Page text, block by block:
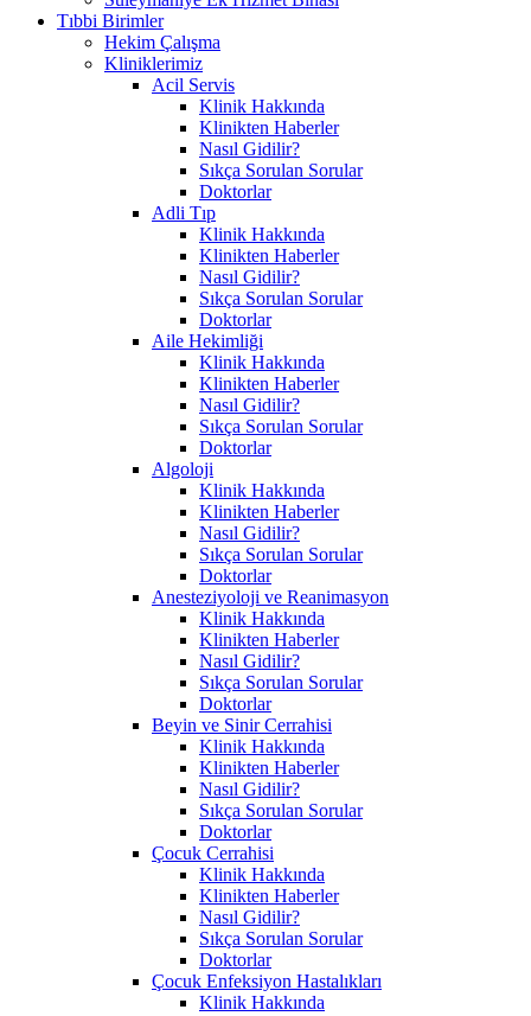
Tıbbi Birimler
Hekim Çalışma
Kliniklerimiz
Acil Servis
Klinik Hakkında
Klinikten Haberler
Nasıl Gidilir?
Sıkça Sorulan Sorular
Doktorlar
Adli Tıp
Klinik Hakkında
Klinikten Haberler
Nasıl Gidilir?
Sıkça Sorulan Sorular
Doktorlar
Aile Hekimliği
Klinik Hakkında
Klinikten Haberler
Nasıl Gidilir?
Sıkça Sorulan Sorular
Doktorlar
Algoloji
Klinik Hakkında
Klinikten Haberler
Nasıl Gidilir?
Sıkça Sorulan Sorular
Doktorlar
Anesteziyoloji ve Reanimasyon
Klinik Hakkında
Klinikten Haberler
Nasıl Gidilir?
Sıkça Sorulan Sorular
Doktorlar
Beyin ve Sinir Cerrahisi
Klinik Hakkında
Klinikten Haberler
Nasıl Gidilir?
Sıkça Sorulan Sorular
Doktorlar
Çocuk Cerrahisi
Klinik Hakkında
Klinikten Haberler
Nasıl Gidilir?
Sıkça Sorulan Sorular
Doktorlar
Çocuk Enfeksiyon Hastalıkları
Klinik Hakkında